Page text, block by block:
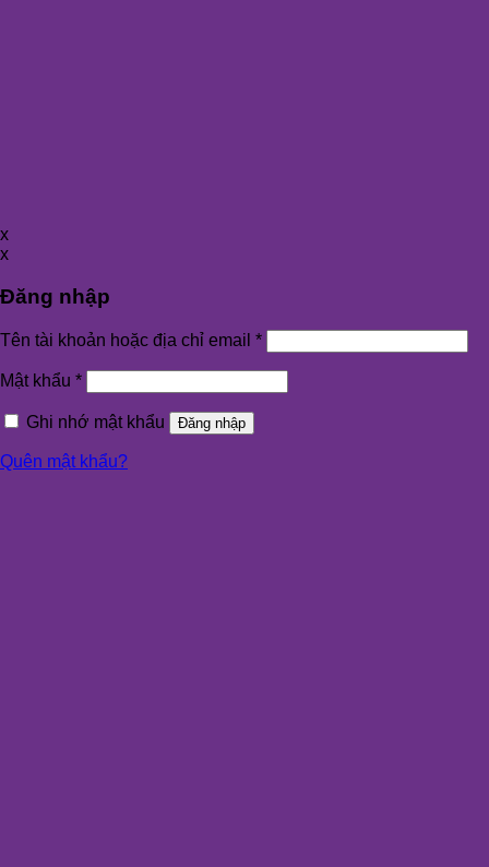
x
x
Đăng nhập
Tên tài khoản hoặc địa chỉ email *
Mật khẩu *
Ghi nhớ mật khẩu Đăng nhập
Quên mật khẩu?